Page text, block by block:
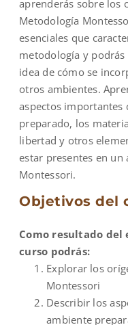
aprenderás sobre los
Metodología
esenciales que
metodología y
idea de cómo se
otros ambientes.
aspectos importantes
preparado, los
libertad y otros
estar presentes en un
Montessori.
Objetivos del
Como resultado del
curso podrás:
Explorar los
Montessori
Describir los
ambiente